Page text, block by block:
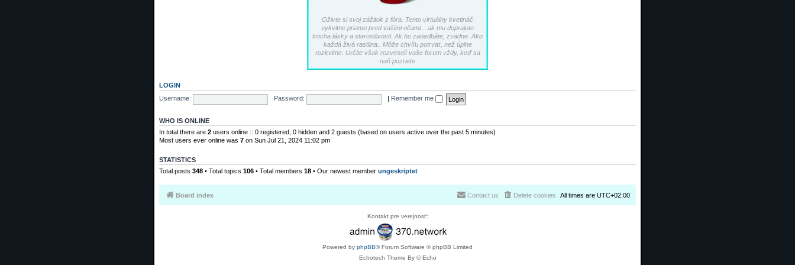
Oživte si svoj zážitok z fóra. Tento virtuálny kvetináč
vykvitne priamo pred vašimi očami... ak mu doprajete
trocha lásky a starostlivosti. Ak ho zanedbáte, zvädne. Ako
každá živá rastlina.. Môže chvíľu potrvať, než úplne
rozkvitne. Určite však rozveselí vaše forum vždy, keď sa
naň pozriete
LOGIN
Username:
Password: Remember me
WHO IS ONLINE
In total there are 2 users online :: 0 registered, 0 hidden and 2 guests (based on users active over the past 5 minutes)
Most users ever online was 7 on Sun Jul 21, 2024 11:02 pm
STATISTICS
Total posts 348 • Total topics 106 • Total members 18 • Our newest member ungeskriptet
Board index All times are UTC+02:00
Delete cookies
Contact us
Kontakt pre verejnosť:
Powered by phpBB® Forum Software © phpBB Limited
Echotech Theme By © Echo